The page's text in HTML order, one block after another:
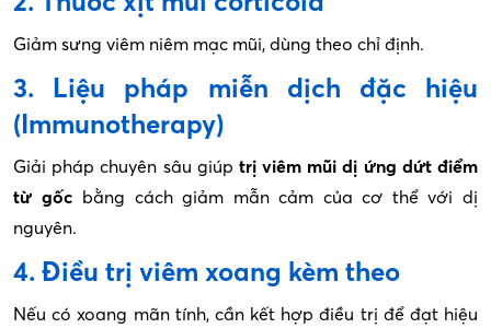
Giảm sưng viêm niêm mạc mũi, dùng theo chỉ định.
3. Liệu pháp miễn dịch đặc hiệu
(Immunotherapy)
Giải pháp chuyên sâu giúp trị viêm mũi dị ứng dứt điểm
từ gốc bằng cách giảm mẫn cảm của cơ thể với dị
nguyên.
4. Điều trị viêm xoang kèm theo
Nếu có xoang mãn tính, cần kết hợp điều trị để đạt hiệu